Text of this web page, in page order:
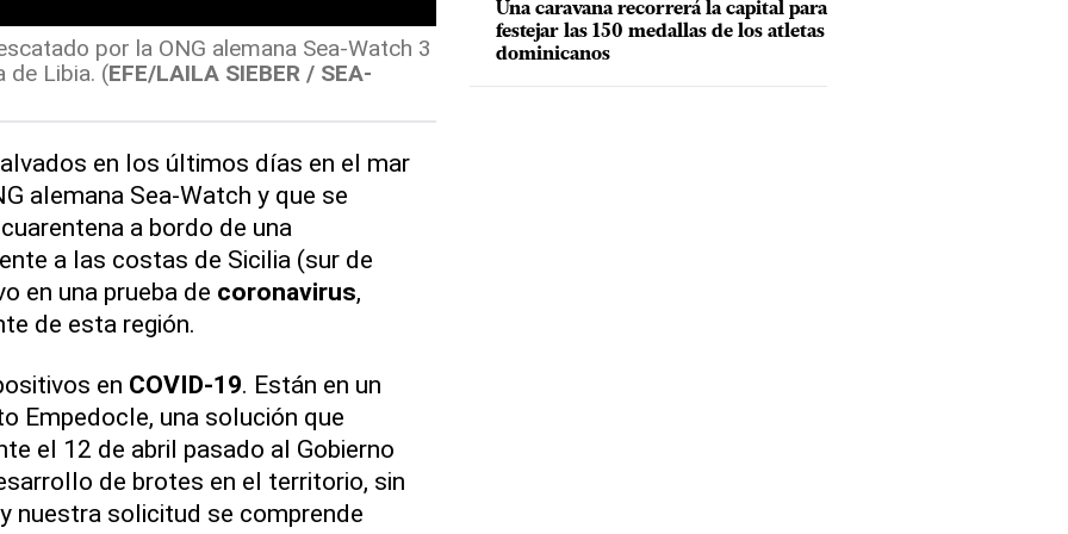
por la ONG alemana Sea-Watch 3
de Libia. (EFE/LAILA SIEBER / SEA-
en los últimos días en el mar
alemana Sea-Watch y que se
a bordo de una
a las costas de Sicilia (sur de
en una prueba de coronavirus,
de esta región.
en COVID-19. Están en un
Empedocle, una solución que
el 12 de abril pasado al Gobierno
de brotes en el territorio, sin
nuestra solicitud se comprende
Una caravana recorrerá la capital para
festejar las 150 medallas de los atletas
dominicanos